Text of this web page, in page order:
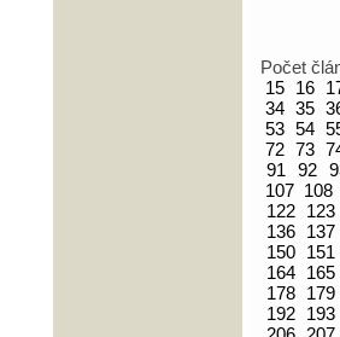
Počet
15 16
34 35
53 54
72 73
91
92
107 108
122
123
136
137
150
151
164
165
178
179
192
193